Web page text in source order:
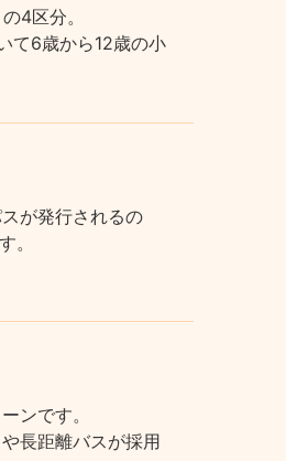
4区分。
て6歳から12歳の小
が発行されるの
。
ンです。
長距離バスが採用